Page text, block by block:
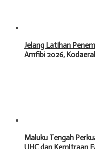
Jelang Latihan
Amfibi 2026,
Maluku Tengah